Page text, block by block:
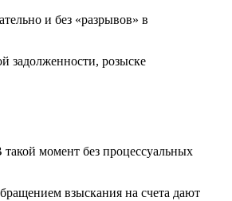
и без «разрывов» в
момент без процессуальных
взыскания на счета дают